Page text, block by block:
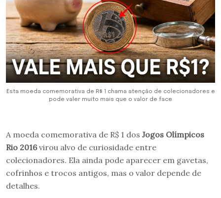
Esta moeda comemorativa de R$ 1 chama atenção de colecionadores e
pode valer muito mais que o valor de face
A moeda comemorativa de R$ 1 dos Jogos Olímpicos
Rio 2016virou alvo de curiosidade entre
colecionadores. Ela ainda pode aparecer em gavetas,
cofrinhos e trocos antigos, mas o valor depende de
detalhes.